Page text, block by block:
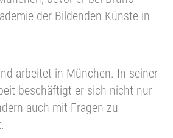
der Bildenden Künste in
arbeitet in München. In seiner
beschäftigt er sich nicht nur
auch mit Fragen zu